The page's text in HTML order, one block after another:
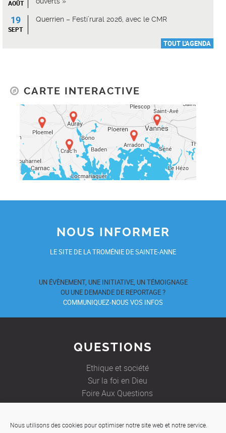
Nous utilisons des cookies pour optimiser notre site web et notre service.
AOÛT
19
SEPT
Querrien – Festi’rural 2026, avec le CMR
TOUT L'AGENDA
CARTE INTERACTIVE
NOUS INFORMER
LE SITE DE LA TROMÉNIE DE SAINTE-ANNE
UN ÉVÈNEMENT, UNE INITIATIVE, UN TÉMOIGNAGE
OU UNE DEMANDE DE REPORTAGE ?
COMMUNIQUEZ-NOUS VOS INFOS
QUESTIONS
Ethique et société
Sur la foi en Dieu
Foire Aux Questions